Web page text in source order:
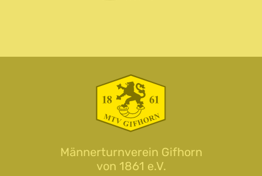
Männerturnverein Gifhorn
von 1861 e.V.